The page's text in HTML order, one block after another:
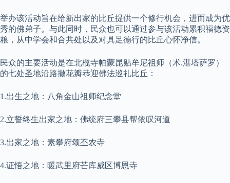
举办该活动旨在给新出家的比丘提供一个修行机会，进而成为优
秀的佛弟子。与此同时，民众也可以通过参与该活动累积福德资
粮，从中学会和合共处以及对具足德行的比丘心怀净信。
民众的主要活动是在北榄寺帕蒙昆贴牟尼祖师（术.湛塔萨罗）
的七处圣地沿路撒花瓣恭迎佛法巡礼比丘：
1.出生之地：八角金山祖师纪念堂
2.立誓终生出家之地：佛统府三攀县帮依叹河道
3.出家之地：素攀府颂丕农寺
4.证悟之地：暖武里府芒库威区博恩寺